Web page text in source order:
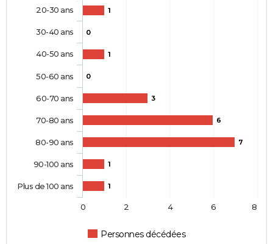
1
0
1
0
3
6
7
1
1
Personnes décédées
20-30 ans
30-40 ans
40-50 ans
50-60 ans
60-70 ans
70-80 ans
80-90 ans
90-100 ans
Plus de 100 ans
0 2 4 6 8